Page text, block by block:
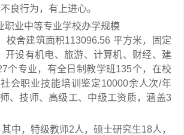
良行为，有上进心。
职业中等专业学校办学规模
校舍建筑面积113096.56 平方米，固定
开设有机电、旅游、计算机、财经、建
个专业，有全日制教学班135个，在校
会职业技能培训鉴定10000余人次/年
、技师、高级工、中级工资质，涵盖3
中，特级教师2人，硕士研究生18人，